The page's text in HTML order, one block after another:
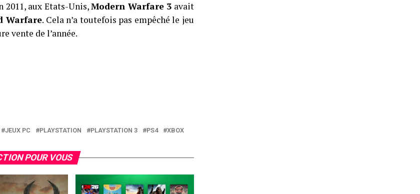
2011, aux Etats-Unis,Modern Warfare 3 avait
Warfare. Cela n’a toutefois pas empêché le jeu
vente de l’année.
JEUX PC PLAYSTATION PLAYSTATION 3 PS4 XBOX
POUR VOUS